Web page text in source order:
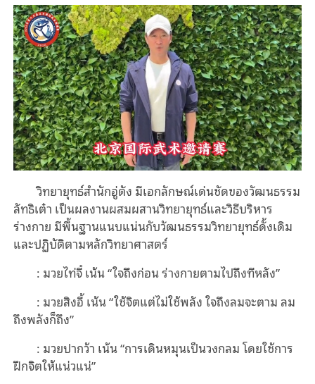
วิทยายุทธ์สำนักอู่ตัง มีเอกลักษณ์เด่นชัดของวัฒนธรรม
ลัทธิเต๋า เป็นผลงานผสมผสานวิทยายุทธ์และวิธีบริหาร
ร่างกาย มีพื้นฐานแนบแน่นกับวัฒนธรรมวิทยายุทธ์ดั้งเดิม
และปฏิบัติตามหลักวิทยาศาสตร์
: มวยไท่จี๋ เน้น “ใจถึงก่อน ร่างกายตามไปถึงทีหลัง”
: มวยสิงอี้ เน้น “ใช้จิตแต่ไม่ใช้พลัง ใจถึงลมจะตาม ลม
ถึงพลังก็ถึง”
: มวยปากว้า เน้น “การเดินหมุนเป็นวงกลม โดยใช้การ
ฝึกจิตให้แน่วแน่”